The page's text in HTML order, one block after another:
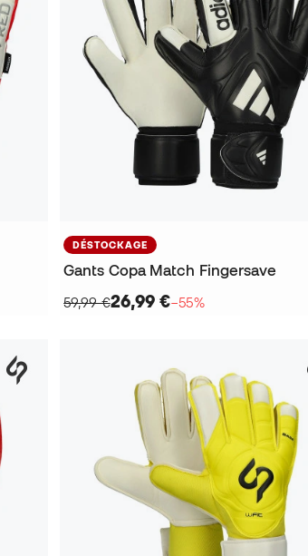
DÉSTOCKAGE
Gants Copa Match Fingersave
59,99 €26,99 €−55%